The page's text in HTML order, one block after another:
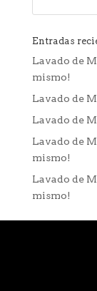
Entradas
Lavado de
mismo!
Lavado de
Lavado de
Lavado de
mismo!
Lavado de
mismo!